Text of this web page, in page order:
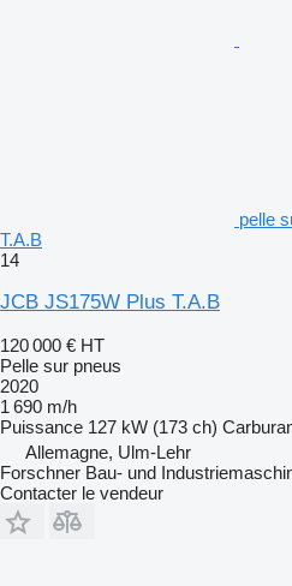
pelle
T.A.B
14
JCB JS175W Plus T.A.B
120 000 € HT
Pelle sur pneus
2020
1 690 m/h
Puissance 127 kW (173 ch)
Allemagne, Ulm-Lehr
Forschner Bau- und
Contacter le vendeur